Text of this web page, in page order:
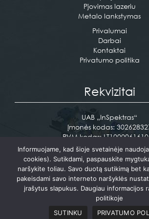
Pjovimas lazeriu
Metalo lankstymas
Privalumai
Darbai
Kontaktai
Privatumo politika
Rekvizitai
UAB „InSpektras“
Įmonės kodas:
PVM kodas:
Pramonės g. 12 Vaidotai,
Tel. +370 610 17716
info@inspektras.lt
Sukurta:PictureIdeas
Informuojame, kad šioje svetainėje
cookies). Sutikdami, paspauskite
naršykite toliau. Savo duotą sutikimą bet
pakeisdami savo interneto naršyklės
įrašytus slapukus. Daugiau informacijos
politikoje
SUTINKU
PRIVATUMO